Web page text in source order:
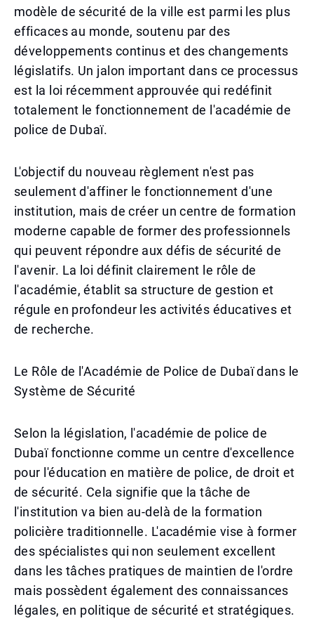
modèle de sécurité de la ville est parmi les plus
efficaces au monde, soutenu par des
développements continus et des changements
législatifs. Un jalon important dans ce processus
est la loi récemment approuvée qui redéfinit
totalement le fonctionnement de l'académie de
police de Dubaï.
L'objectif du nouveau règlement n'est pas
seulement d'affiner le fonctionnement d'une
institution, mais de créer un centre de formation
moderne capable de former des professionnels
qui peuvent répondre aux défis de sécurité de
l'avenir. La loi définit clairement le rôle de
l'académie, établit sa structure de gestion et
régule en profondeur les activités éducatives et
de recherche.
Le Rôle de l'Académie de Police de Dubaï dans le
Système de Sécurité
Selon la législation, l'académie de police de
Dubaï fonctionne comme un centre d'excellence
pour l'éducation en matière de police, de droit et
de sécurité. Cela signifie que la tâche de
l'institution va bien au-delà de la formation
policière traditionnelle. L'académie vise à former
des spécialistes qui non seulement excellent
dans les tâches pratiques de maintien de l'ordre
mais possèdent également des connaissances
légales, en politique de sécurité et stratégiques.